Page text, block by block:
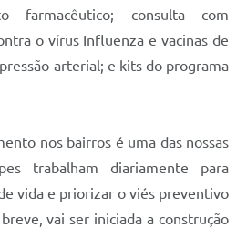
farmacêutico; consulta com
o vírus Influenza e vacinas de
arterial; e kits do programa
nos bairros é uma das nossas
trabalham diariamente para
vida e priorizar o viés preventivo
vai ser iniciada a construção